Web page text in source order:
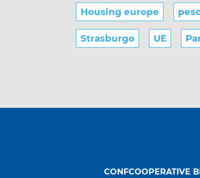
Housing europe
Strasburgo UE
CONFCOOPERATIVE